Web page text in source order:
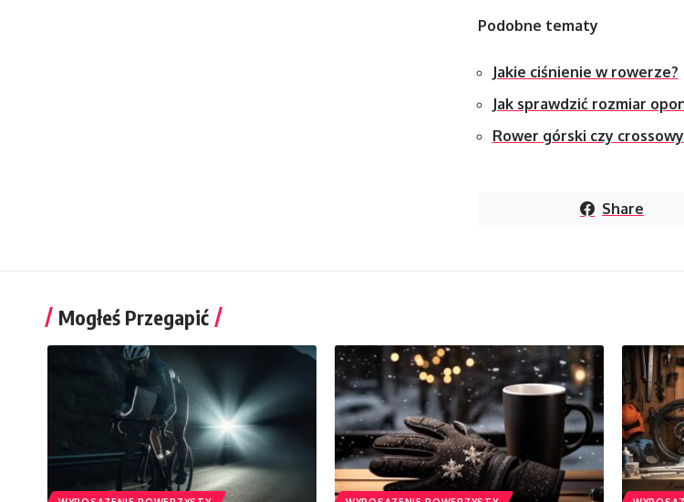
Podobne tematy
Jakie ciśnienie w rowerze?
Jak sprawdzić rozmiar
Rower górski czy
Share
Mogłeś Przegapić